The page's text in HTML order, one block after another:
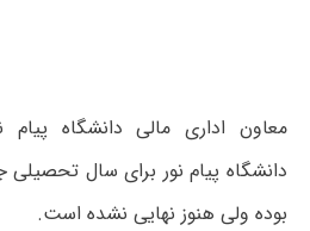
معاون اداری مالی دانشگاه
بوده ولی هنوز نهایی نشده است.